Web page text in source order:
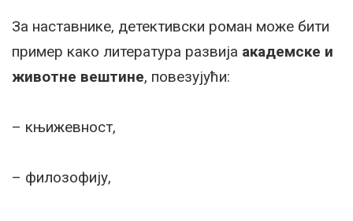
За наставнике, детективски роман може бити
пример како литература развија академске и
животне вештине, повезујући:
– књижевност,
– филозофију,